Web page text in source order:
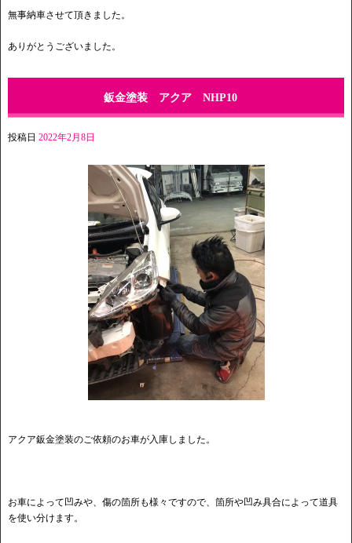
無事納車させて頂きました。
ありがとうございました。
鈑金塗装 アクア NHP10
投稿日 2022年2月8日
アクア鈑金塗装のご依頼のお車が入庫しました。
お車によって凹みや、傷の箇所も様々ですので、箇所や凹み具合によって道具
を使い分けます。